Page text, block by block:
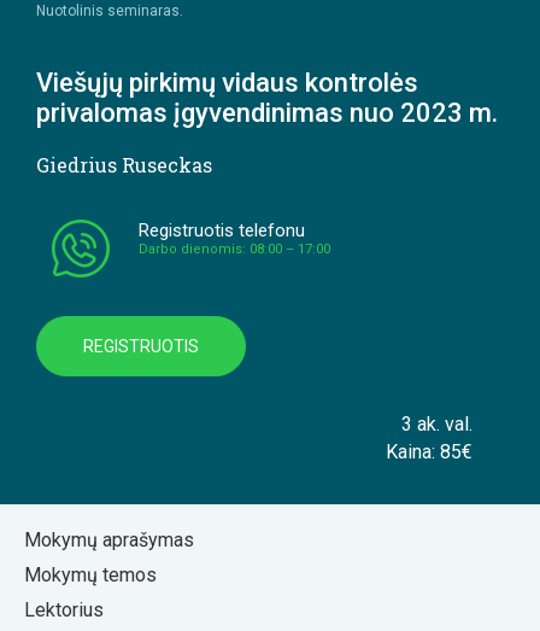
Nuotolinis seminaras.
Viešųjų pirkimų vidaus kontrolės
privalomas įgyvendinimas nuo 2023 m.
Giedrius Ruseckas
Registruotis telefonu
Darbo dienomis: 08:00 – 17:00
REGISTRUOTIS
3 ak. val.
Kaina: 85€
Mokymų aprašymas
Mokymų temos
Lektorius